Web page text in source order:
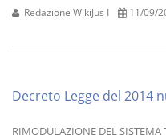
Redazione WikiJus I 11/09/
Decreto Legge del 2014
RIMODULAZIONE DEL